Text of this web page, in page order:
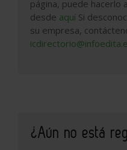
página, puede hacerlo
desde aquí Si
su empresa,
¿Aún no está